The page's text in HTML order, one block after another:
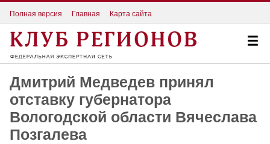
Полная версия Главная Карта сайта
Дмитрий Медведев принял
отставку губернатора
Вологодской области Вячеслава
Позгалева